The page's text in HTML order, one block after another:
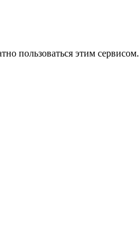
пользоваться этим сервисом.